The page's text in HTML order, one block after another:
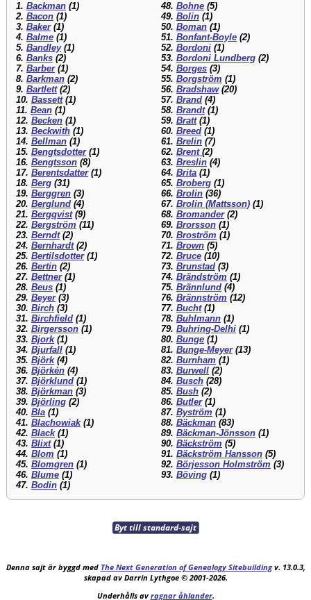
1. Backman (1)
2. Bacon (1)
3. Baker(1)
4. Balme (1)
5. Bandley(1)
6. Banks (2)
7. Barber(1)
8. Barkman (2)
9. Bartlett(2)
10. Bassett(1)
11. Bean (1)
12. Becken (1)
13. Beckwith (1)
14. Bellman (1)
15. Bengtsdotter(1)
16. Bengtsson (8)
17. Berentsdatter(1)
18. Berg (31)
19. Berggren (3)
20. Berglund (4)
21. Bergqvist(9)
22. Bergström (11)
23. Berndt(2)
24. Bernhardt(2)
25. Bertilsdotter(1)
26. Bertin (2)
27. Bettner(1)
28. Beus (1)
29. Beyer(3)
30. Birch (3)
31. Birchfield (1)
32. Birgersson (1)
33. Bjork(1)
34. Bjurfall (1)
35. Björk(4)
36. Björkén (4)
37. Björklund (1)
38. Björkman (3)
39. Björling (2)
40. Bla (1)
41. Blachowiak(1)
42. Black(1)
43. Blixt(1)
44. Blom (1)
45. Blomgren (1)
46. Blume (1)
47. Bodin (1)
48. Bohne (5)
49. Bolin (1)
50. Boman (1)
51. Bonfant-Boyle (2)
52. Bordoni (1)
53. Bordoni Lundberg (2)
54. Borges (3)
55. Borgström (1)
56. Bradshaw(20)
57. Brand (4)
58. Brandt(1)
59. Bratt(1)
60. Breed (1)
61. Brelin (7)
62. Brent (2)
63. Breslin (4)
64. Brita (1)
65. Broberg (1)
66. Brolin (36)
67. Brolin (Mattsson) (1)
68. Bromander(2)
69. Brorsson (1)
70. Broström (1)
71. Brown (5)
72. Bruce (10)
73. Brunstad (3)
74. Brändström (1)
75. Brännlund (4)
76. Brännström (12)
77. Bucht(1)
78. Buhlmann (1)
79. Buhring-Delhi (1)
80. Bunge (1)
81. Bunge-Meyer(13)
82. Burnham (1)
83. Burwell (2)
84. Busch (28)
85. Bush (2)
86. Butler(1)
87. Byström (1)
88. Bäckman (83)
89. Bäckman-Jönsson (1)
90. Bäckström (5)
91. Bäckström Hansson (5)
92. Börjesson Holmström (3)
93. Böving (1)
Byt till standard-sajt
Denna sajt är byggd med The Next Generation of Genealogy Sitebuildingv. 13.0.3,
skapad av Darrin Lythgoe © 2001-2026.
Underhålls av ragnar åhlander.